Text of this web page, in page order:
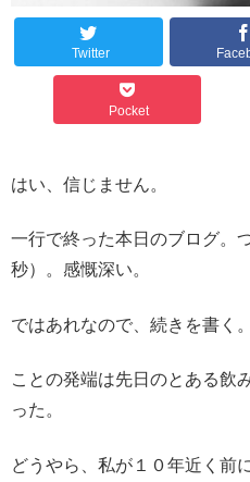
Twitter
Pocket
はい、信じません。
一行で終った本日のブログ。
秒）。感慨深い。
ではあれなので、続きを書く。
ことの発端は先日のとある飲
った。
どうやら、私が１０年近く前